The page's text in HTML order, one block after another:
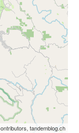
tandemblog.ch